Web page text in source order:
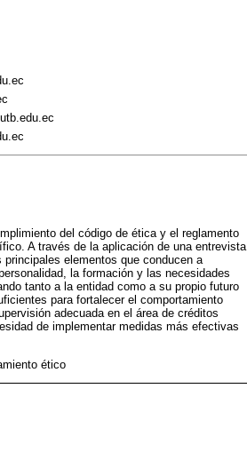
del código de ética y el reglamento
A través de la aplicación de una entrevista
elementos que conducen a
la formación y las necesidades
tanto a la entidad como a su propio futuro
para fortalecer el comportamiento
adecuada en el área de créditos
de implementar medidas más efectivas
ético